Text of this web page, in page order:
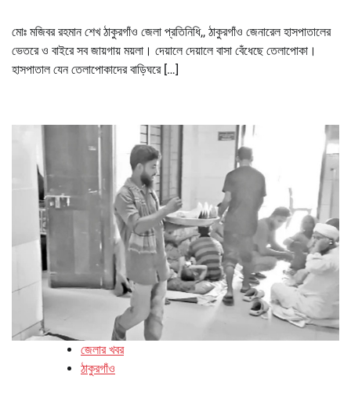
মোঃ মজিবর রহমান শেখ ঠাকুরগাঁও জেলা প্রতিনিধি,, ঠাকুরগাঁও জেনারেল হাসপাতালের
ভেতরে ও বাইরে সব জায়গায় ময়লা। দেয়ালে দেয়ালে বাসা বেঁধেছে তেলাপোকা।
হাসপাতাল যেন তেলাপোকাদের বাড়িঘরে […]
জেলার খবর
ঠাকুরগাঁও